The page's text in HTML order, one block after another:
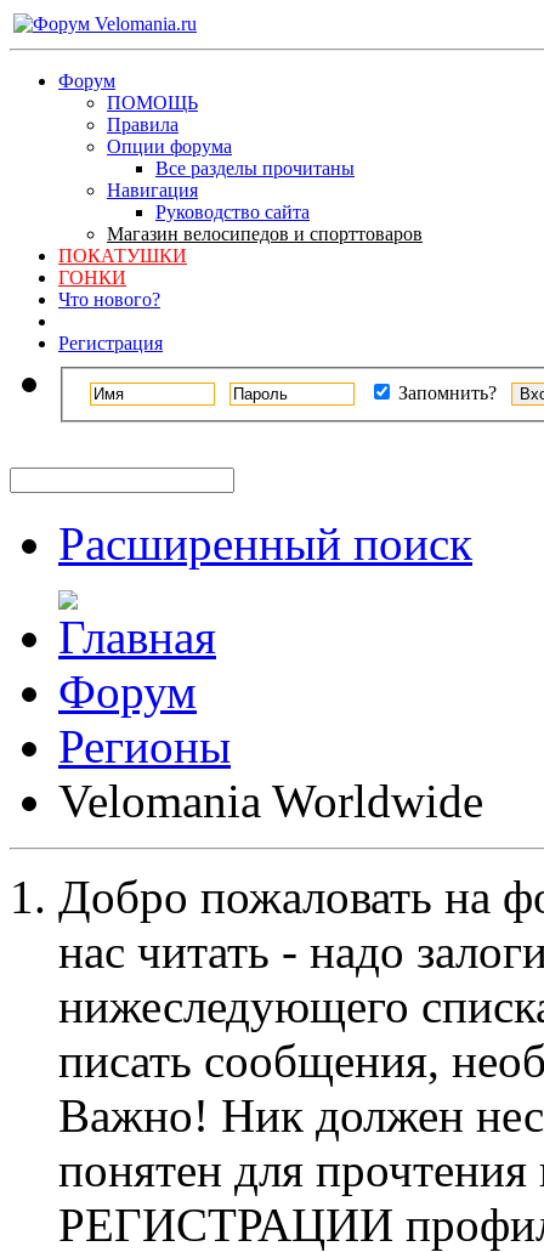
Форум
ПОМОЩЬ
Правила
Опции форума
Все разделы прочитаны
Навигация
Руководство сайта
Магазин велосипедов и спорттоваров
ПОКАТУШКИ
ГОНКИ
Что нового?
Регистрация
Запомнить?
Расширенный поиск
Форум
Регионы
Velomania Worldwide
Добро пожаловать на
нас читать - надо
нижеследующего
писать сообщения,
Важно! Ник должен
понятен для
РЕГИСТРАЦИИ профиль